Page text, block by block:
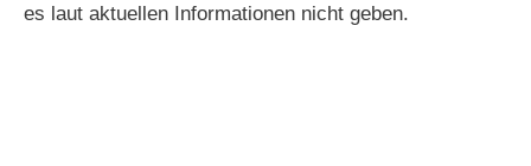
es laut aktuellen Informationen nicht geben.